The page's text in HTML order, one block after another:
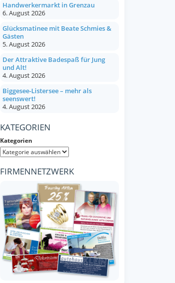
Handwerkermarkt in Grenzau
6. August 2026
Glücksmatinee mit Beate Schmies &
Gästen
5. August 2026
Der Attraktive Badespaß für Jung
und Alt!
4. August 2026
Biggesee-Listersee – mehr als
seenswert!
4. August 2026
KATEGORIEN
Kategorien
FIRMENNETZWERK